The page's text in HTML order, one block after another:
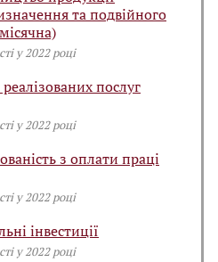
та подвійного
у 2022 році
послуг
у 2022 році
з оплати праці
у 2022 році
інвестиції
у 2022 році